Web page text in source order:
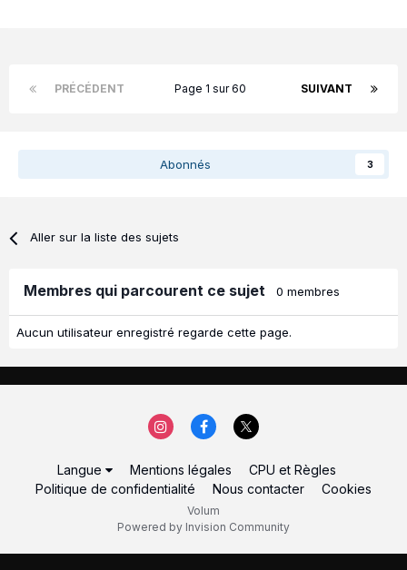
PRÉCÉDENT SUIVANT
Page 1 sur 60
Abonnés 3
Aller sur la liste des sujets
Membres qui parcourent ce sujet 0 membres
Aucun utilisateur enregistré regarde cette page.
Langue Mentions légales
CPU et Règles
Politique de confidentialité
Nous contacter Cookies
Volum
Powered by Invision Community